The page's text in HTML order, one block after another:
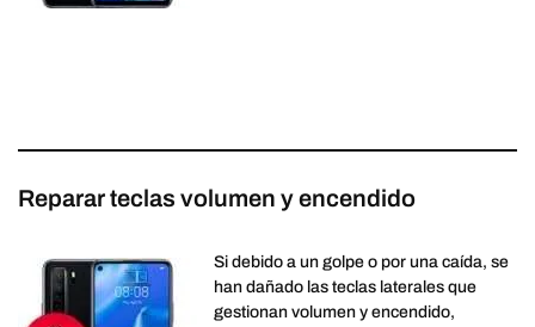
Reparar teclas volumen y encendido
Si debido a un golpe o por una caída, se
han dañado las teclas laterales que
gestionan volumen y encendido,